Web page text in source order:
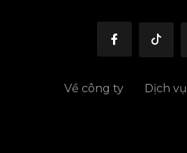
Về công ty Dịch vụ